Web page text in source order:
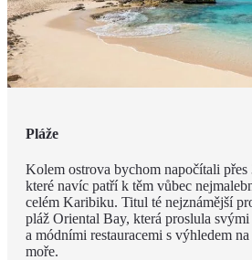
Pláže
Kolem ostrova bychom napočítali přes
které navíc patří k těm vůbec
celém Karibiku. Titul té nejznámější
pláž Oriental Bay, která proslula
a módními restauracemi s výhledem
moře.